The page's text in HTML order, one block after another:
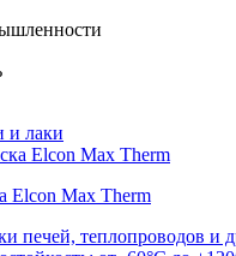
и лаки
Elcon Max Therm
печей, теплопроводов и